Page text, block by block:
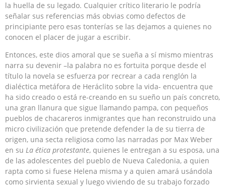
la huella de su legado. Cualquier crítico literario le podría
señalar sus referencias más obvias como defectos de
principiante pero esas tonterías se las dejamos a quienes no
conocen el placer de jugar a escribir.
Entonces, este dios amoral que se sueña a sí mismo mientras
narra su devenir –la palabra no es fortuita porque desde el
título la novela se esfuerza por recrear a cada renglón la
dialéctica metáfora de Heráclito sobre la vida- encuentra que
ha sido creado o está re-creando en su sueño un país concreto,
una gran llanura que sigue llamando pampa, con pequeños
pueblos de chacareros inmigrantes que han reconstruido una
micro civilización que pretende defender la de su tierra de
origen, una secta religiosa como las narradas por Max Weber
en su La ética protestante, quienes le entregan a su esposa, una
de las adolescentes del pueblo de Nueva Caledonia, a quien
rapta como si fuese Helena misma y a quien amará usándola
como sirvienta sexual y luego viviendo de su trabajo forzado